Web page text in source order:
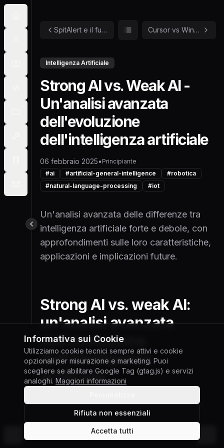
Cambia tema
SpitAlert e il futuro dello sviluppo software in Sicilia - Verso un polo tecnologico competitivo? Cursor vs Windsurf vs GitHub Copilot – Qual è il Miglior AI Coding Assistant nel 2025?
Intelligenza Artificiale
Strong AI vs. Weak AI -
Un'analisi avanzata
dell'evoluzione
dell'intelligenza artificiale
06 febbraio 2025• Principiante
#ai #artificial-general-intelligence #robotica
#natural-language-processing #iot
Un'analisi avanzata delle differenze tra
intelligenza artificiale forte e debole, con
approfondimenti sulle loro caratteristiche,
applicazioni e implicazioni future.
Strong AI vs. weak AI:
un'analisi avanzata
dell'evoluzione
dell'intelligenza
artificiale
L'intelligenza artificiale (AI) ha attraversato
un'evoluzione significativa, estendendo il
proprio impatto a settori quali la sanità, la
Giuseppe Gabriele Di Chiara
Informativa sui Cookie
Utilizziamo cookie tecnici sempre attivi e cookie
opzionali per misurazione e marketing. Puoi
scegliere se abilitare Google Tag (gtag.js) e servizi
analoghi. Maggiori informazioni
Rifiuta non essenziali
Accetta tutti